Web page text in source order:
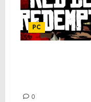
PC
0